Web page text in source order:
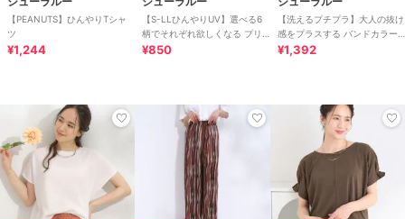
【PEANUTS】ひんやりTシャ
ツ
¥1,244
【S-LLひんやりUV】選べる6
柄でそれぞれ欲しくなる プリ
ントTシャツ
¥850
【洗えるプチプラ】大人の抜け
感をプラスする バンドカラー
シャツ
¥1,392